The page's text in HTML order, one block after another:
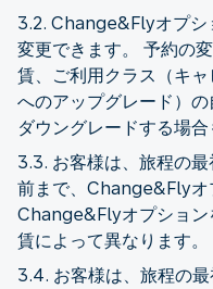
3.2. Change&Flyオプシ
変更できます。 予約の
賃、ご利用クラス（キ
へのアップグレード）
ダウングレードする場合
3.3. お客様は、旅程の
前まで、Change&Flyオ
Change&Flyオプション
賃によって異なります。
3.4. お客様は、旅程の